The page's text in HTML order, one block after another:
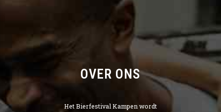
OVER ONS
Het Bierfestival Kampen wordt